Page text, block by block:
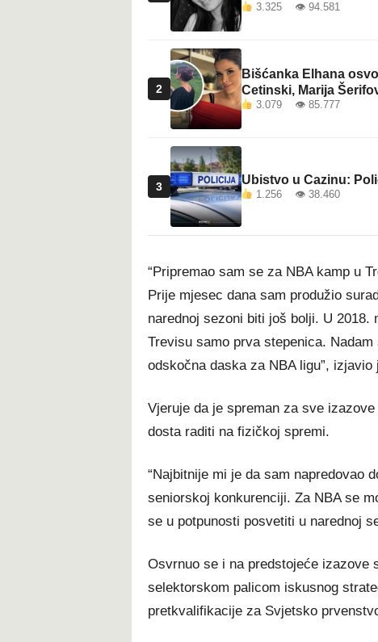
3.325 👁 94.581
2
Bišćanka Elhana
Cetinski, Marija
3.079 👁 85.777
3 Ubistvo u Cazinu:
1.256 👁 38.460
“Pripremao sam se za NBA kamp u
Prije mjesec dana sam produžio
narednoj sezoni biti još bolji. U 2018.
Trevisu samo prva stepenica.
odskočna daska za NBA ligu”, izjavio
Vjeruje da je spreman za sve
dosta raditi na fizičkoj spremi.
“Najbitnije mi je da sam napredovao
seniorskoj konkurenciji. Za NBA se
se u potpunosti posvetiti u narednoj
Osvrnuo se i na predstojeće izazove
selektorskom palicom iskusnog
pretkvalifikacije za Svjetsko